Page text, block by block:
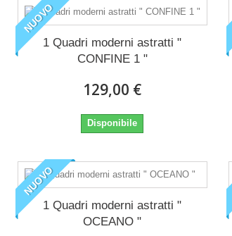
NUOVO
1 Quadri moderni astratti "
CONFINE 1 "
129,00 €
Disponibile
NUOVO
1 Quadri moderni astratti "
OCEANO "